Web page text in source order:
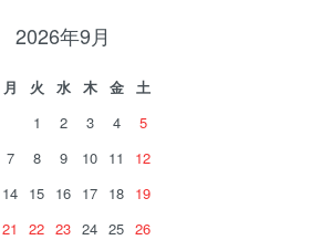
2026年9月
月 火 水 木 金
土
1
2 3 4
5
7 8 9 10 11
12
14 15 16 17 18 19
21 22 23 24 25 26